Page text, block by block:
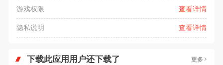
游戏权限 查看详情
隐私说明 查看详情
下载此应用用户还下载了 更多